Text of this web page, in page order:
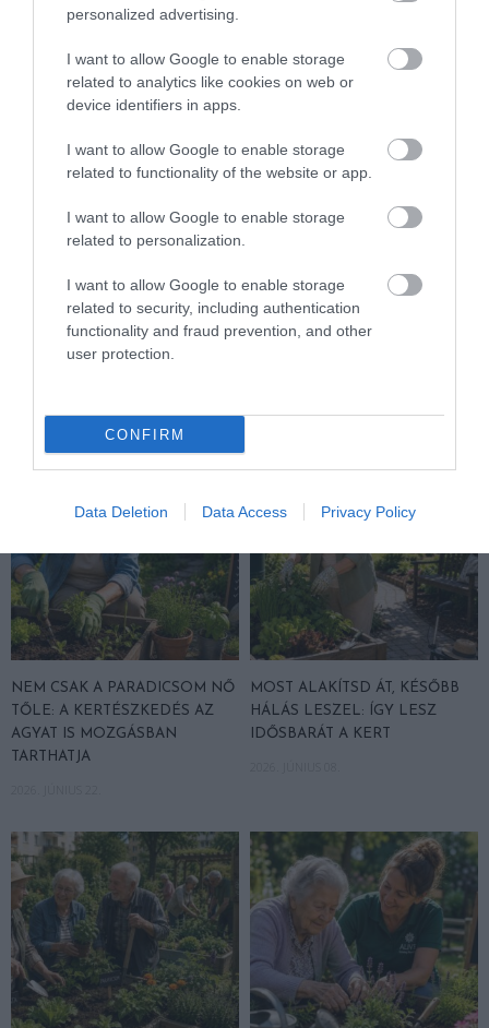
personalized advertising.
I want to allow Google to enable storage
related to analytics like cookies on web or
device identifiers in apps.
I want to allow Google to enable storage
related to functionality of the website or app.
I want to allow Google to enable storage
related to personalization.
I want to allow Google to enable storage
related to security, including authentication
functionality and fraud prevention, and other
user protection.
CONFIRM
Data Deletion Data Access Privacy Policy
KERT KERTÉSZKEDÉS
NEM CSAK A PARADICSOM NŐ
TŐLE: A KERTÉSZKEDÉS AZ
AGYAT IS MOZGÁSBAN
TARTHATJA
MOST ALAKÍTSD ÁT, KÉSŐBB
HÁLÁS LESZEL: ÍGY LESZ
IDŐSBARÁT A KERT